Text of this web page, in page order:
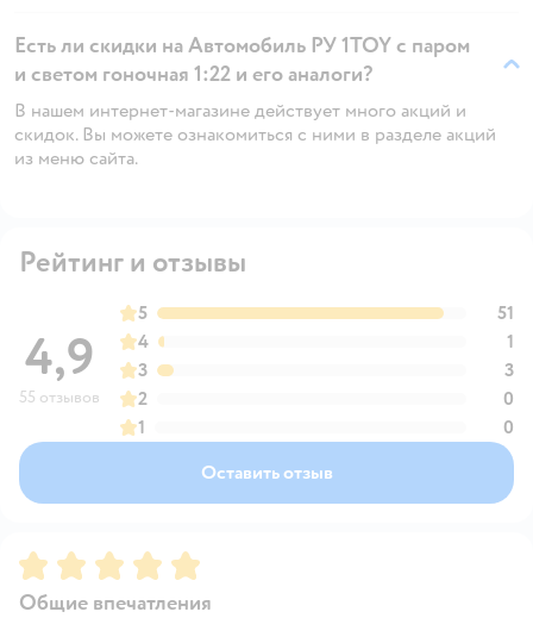
Есть ли скидки на Автомобиль РУ 1TOY с паром
и светом гоночная 1:22 и его аналоги?
В нашем интернет-магазине действует много акций и
скидок. Вы можете ознакомиться с ними в разделе акций
из меню сайта.
Рейтинг и отзывы
4,9
55 отзывов
5
51
4
1
3
3
2
0
1
0
Оставить отзыв
Рейтинг:5
Общие впечатления